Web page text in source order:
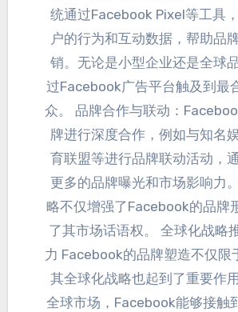
统通过Facebook Pixel等工具 ，
户的行为和互动数据， 帮助品
销。 无论是小型企业还是全球
过Facebook广告平台触及到最
众。 品牌合作与联动 ：
牌进行深度合作， 例如与知名
育联盟等进行品牌联动活动 ，
更多的品牌曝光和市场影响力。
略不仅增强了Facebook的品牌
了其市场话语权。 全球化战略
力 Facebook的品牌塑造不仅限
其全球化战略也起到了重要作用
全球市场 ， Facebook能够接触